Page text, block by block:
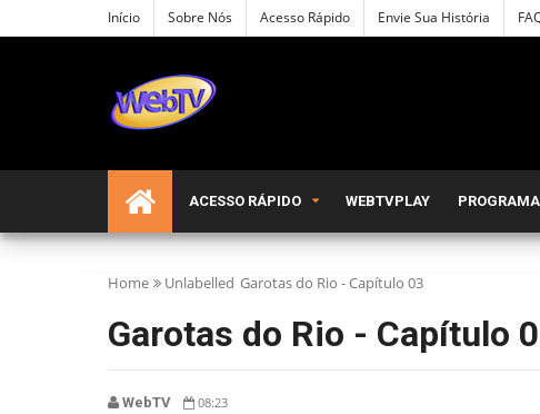
Início Sobre Nós Acesso Rápido Envie Sua História
ACESSO RÁPIDO WEBTVPLAY
Home Unlabelled Garotas do Rio - Capítulo 03
Garotas do Rio - Capítulo
WebTV 08:23